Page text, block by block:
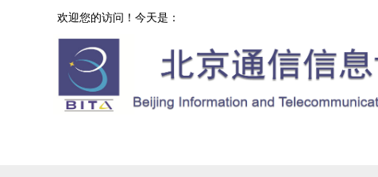
欢迎您的访问！今天是：